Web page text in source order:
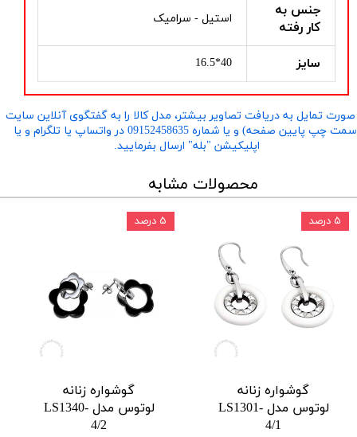
جنس به
کار رفته
استیل - سرامیک
سایز 40*16.5
تمایل به دریافت تصاویر بیشتر، مدل کالا را به گفتگوی آنلاین سایت
​​​​​​​(سمت چپ پایین صفحه) و یا شماره 09152458635 در واتساپ یا تلگرام و یا
اپلیکیشن "بله" ارسال بفرمایید.
محصولات مشابه
گوشواره زنانه
لوتوس مدل LS1301-
4/1
۵ درصد
گوشواره زنانه
لوتوس مدل LS1340-
4/2
۵ درصد